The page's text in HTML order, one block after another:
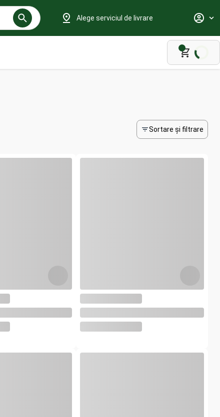
Alege serviciul de livrare
Sortare și filtrare